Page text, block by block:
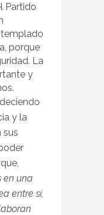
Partido
porque
La
y
y la
sus
en una
entre sí,